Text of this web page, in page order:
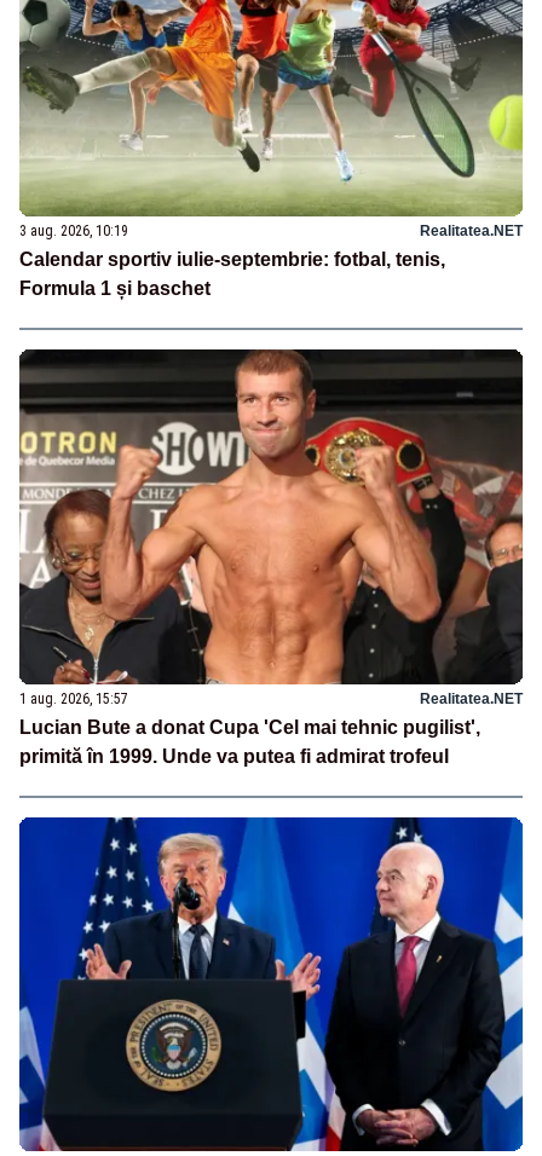
3 aug. 2026, 10:19 Realitatea.NET
Calendar sportiv iulie-septembrie: fotbal, tenis,
Formula 1 și baschet
1 aug. 2026, 15:57 Realitatea.NET
Lucian Bute a donat Cupa 'Cel mai tehnic pugilist',
primită în 1999. Unde va putea fi admirat trofeul